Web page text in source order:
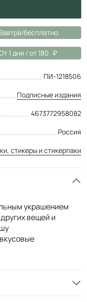
бесплатно
1 дня / от 180
ПИ-1218506
Подписные издания
4673772958082
Россия
стикеры и стикерпаки
украшением
вещей и